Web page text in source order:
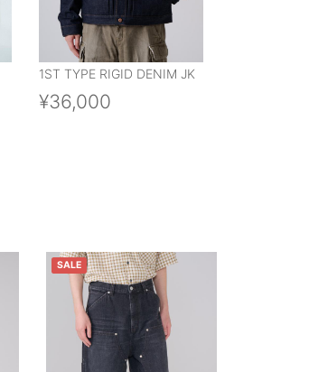
1ST TYPE RIGID DENIM JK
¥36,000
SALE